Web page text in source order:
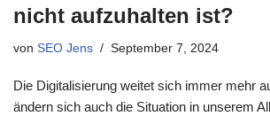
nicht aufzuhalten ist?
von SEO Jens September 7, 2024
Die Digitalisierung weitet sich immer mehr
ändern sich auch die Situation in unserem